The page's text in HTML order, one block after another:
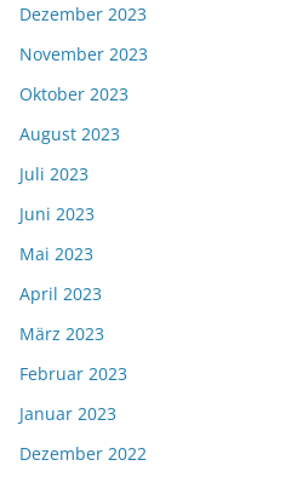
Dezember 2023
November 2023
Oktober 2023
August 2023
Juli 2023
Juni 2023
Mai 2023
April 2023
März 2023
Februar 2023
Januar 2023
Dezember 2022